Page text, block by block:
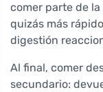
comer parte de
quizás más
digestión
Al final, comer
secundario: